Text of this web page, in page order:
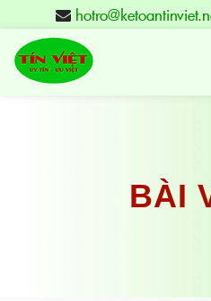
BÀI